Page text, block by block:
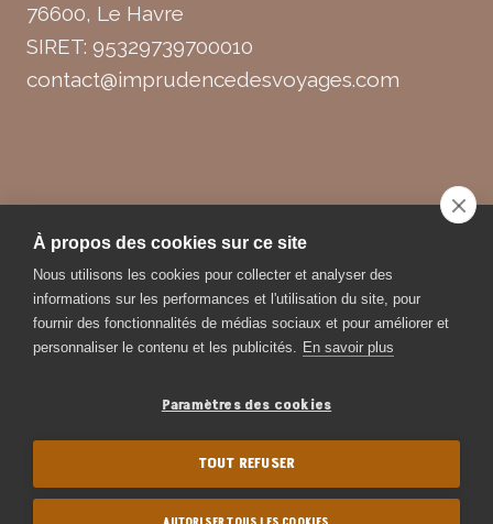
76600, Le Havre
SIRET: 95329739700010
contact@imprudencedesvoyages.com
Création de Flex Media
À propos des cookies sur ce site
Nous utilisons les cookies pour collecter et analyser des
informations sur les performances et l'utilisation du site, pour
fournir des fonctionnalités de médias sociaux et pour améliorer et
personnaliser le contenu et les publicités. En savoir plus
Paramètres des cookies
TOUT REFUSER